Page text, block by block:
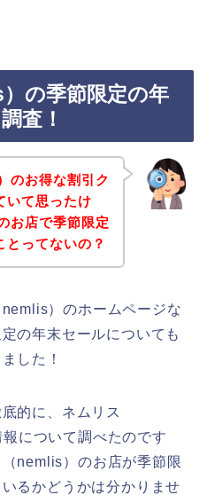
の季節限定の年
査！
のお得な割引ク
いて思ったけ
お店で季節限定
とってないの？
）のホームページな
の年末セールについても
した！
的に、ネムリス
について調べたのです
nemlis）のお店が季節限
るかどうかは分かりませ